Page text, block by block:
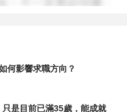
何影響求職方向？
是目前已滿35歲，能成就